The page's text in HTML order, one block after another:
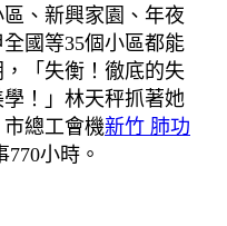
、新興家園、年夜
國等35個小區都能
「失衡！徹底的失
！」林天秤抓著她
總工會機新竹 肺功
小時。